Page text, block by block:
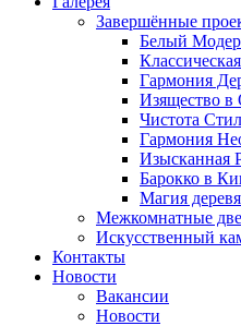
Завершённые
Белый
Гармония
Изящество в
Чистота
Гармония
Изысканная
Барокко в
Магия
Межкомнатные
Искусственный
Контакты
Новости
Вакансии
Новости